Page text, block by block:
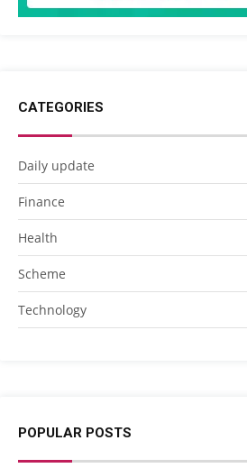
CATEGORIES
Daily update
Finance
Health
Scheme
Technology
POPULAR POSTS